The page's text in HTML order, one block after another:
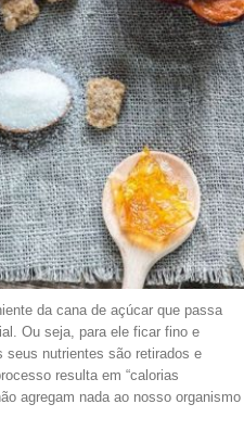
da cana de açúcar que passa
Ou seja, para ele ficar fino e
seus nutrientes são retirados e
resulta em “calorias
agregam nada ao nosso organismo